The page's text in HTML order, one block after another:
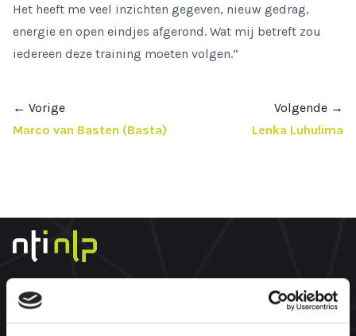
Het heeft me veel inzichten gegeven, nieuw gedrag,
energie en open eindjes afgerond. Wat mij betreft zou
iedereen deze training moeten volgen.”
← Vorige
Marco van Basten (Basta)
Volgende →
Lenka Luhulima
Over ons